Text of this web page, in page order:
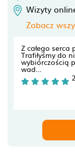
Wizyty
Zobacz
Z całego
Trafiłyśmy do
wybiórczością
wad...